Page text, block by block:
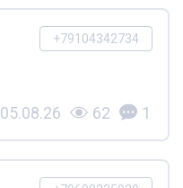
+79104342734
05.08.26 62 1